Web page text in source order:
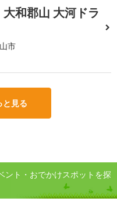
和郡山 大河ドラ
市
と見る
ント・おでかけスポットを探